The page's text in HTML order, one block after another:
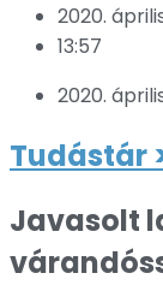
2020.
13:57
2020.
Tudástár
Javasolt